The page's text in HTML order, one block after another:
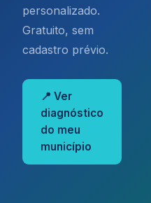
personalizado.
Gratuito, sem
cadastro prévio.
📍 Ver
diagnóstico
do meu
município